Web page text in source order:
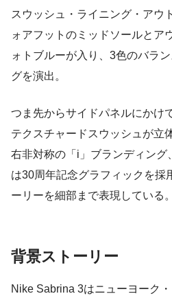
スウッシュ・ライニング・アウ
ォアフットのミッドソールとア
ォトブルーが入り、3色のバラ
グを演出。
つま先からサイドパネルにかけ
テクスチャードスウッシュが立
右非対称の「i」ブランディング
は30周年記念グラフィックを採
ーリーを細部まで表現している。
背景ストーリー
Nike Sabrina 3はニューヨーク